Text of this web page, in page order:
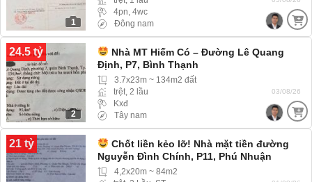
1
4pn, 4wc
Đông nam
24.5 tỷ
2
Nhà MT Hiếm Có – Đường Lê Quang
Định, P7, Bình Thạnh
3.7x23m ~ 134m2 đất
trệt, 2 lầu
Kxđ
Tây nam
03/08/26
21 tỷ
Chốt liền kẻo lỡ! Nhà mặt tiền đường
Nguyễn Đình Chính, P11, Phú Nhuận
4,2x20m ~ 84m2